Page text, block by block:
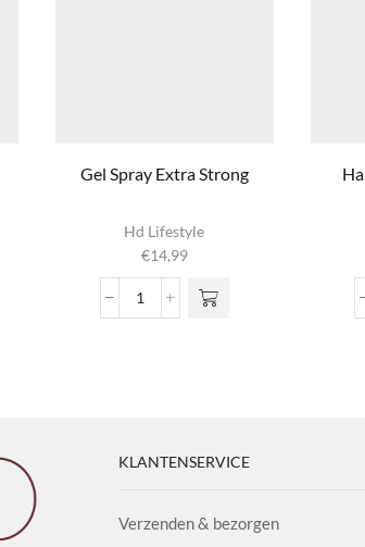
Gel Spray Extra Strong
Hd Lifestyle
€14,99
Gel
KLANTENSERVICE
Verzenden & bezorgen